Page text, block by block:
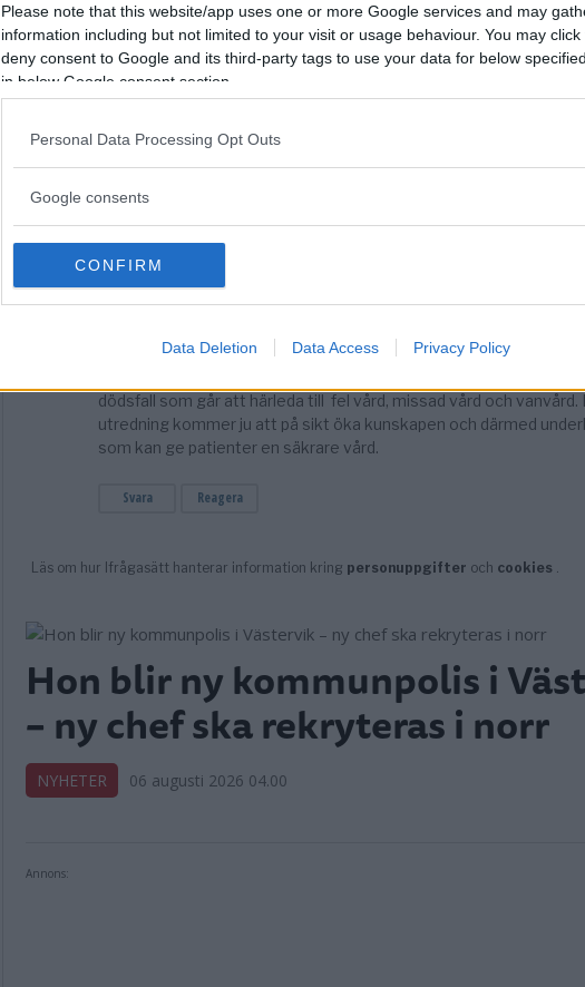
Please note that this website/app uses one or more Google services and may
information including but not limited to your visit or usage behaviour. You may
deny consent to Google and its third-party tags to use your data for below
in below Google consent section.
Personal Data Processing Opt Outs
Google consents
CONFIRM
Data Deletion Data Access Privacy Policy
Hon blir ny kommunpolis i
– ny chef ska rekryteras i norr
NYHETER 06 augusti 2026 04.00
Annons: